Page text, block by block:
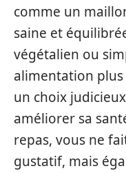
comme un
saine et
végétalien ou
alimentation
un choix
améliorer sa
repas, vous ne
gustatif, mais